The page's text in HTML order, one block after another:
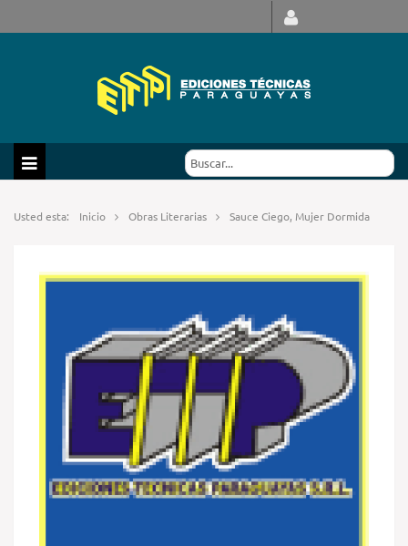
Usted esta: Inicio Obras Literarias Sauce Ciego, Mujer Dormida